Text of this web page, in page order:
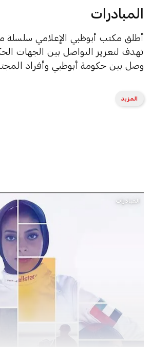
المبادرات
أطلق مكتب أبوظبي الإعلامي سلسلة
تهدف لتعزيز التواصل بين الجهات
وصل بين حكومة أبوظبي وأفراد
المزيد
المبادرات